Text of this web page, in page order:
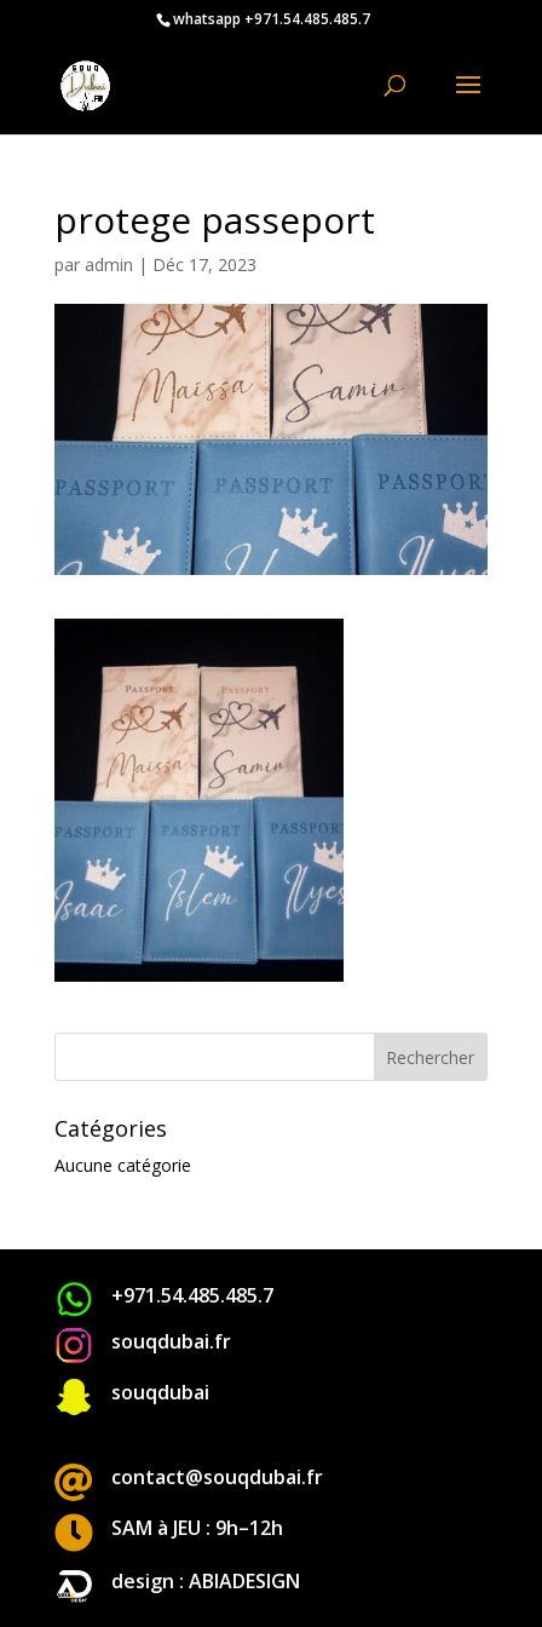
whatsapp +971.54.485.485.7
protege passeport
par admin | Déc 17, 2023
Catégories
Aucune catégorie
+971.54.485.485.7
souqdubai.fr
 souqdubai
 contact@souqdubai.fr

SAM à JEU : 9h–12h
design : ABIADESIGN